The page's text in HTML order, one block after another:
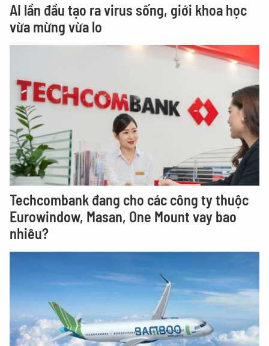
AI lần đầu tạo ra virus sống, giới khoa học
vừa mừng vừa lo
Techcombank đang cho các công ty thuộc
Eurowindow, Masan, One Mount vay bao
nhiêu?